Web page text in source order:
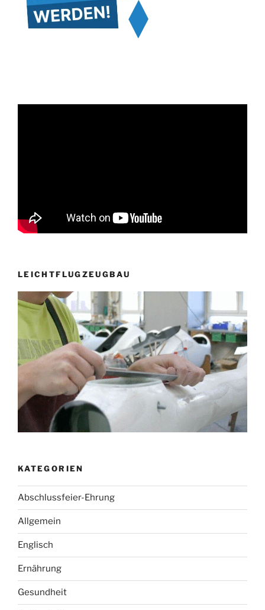
LEICHTFLUGZEUGBAU
KATEGORIEN
Abschlussfeier-Ehrung
Allgemein
Englisch
Ernährung
Gesundheit